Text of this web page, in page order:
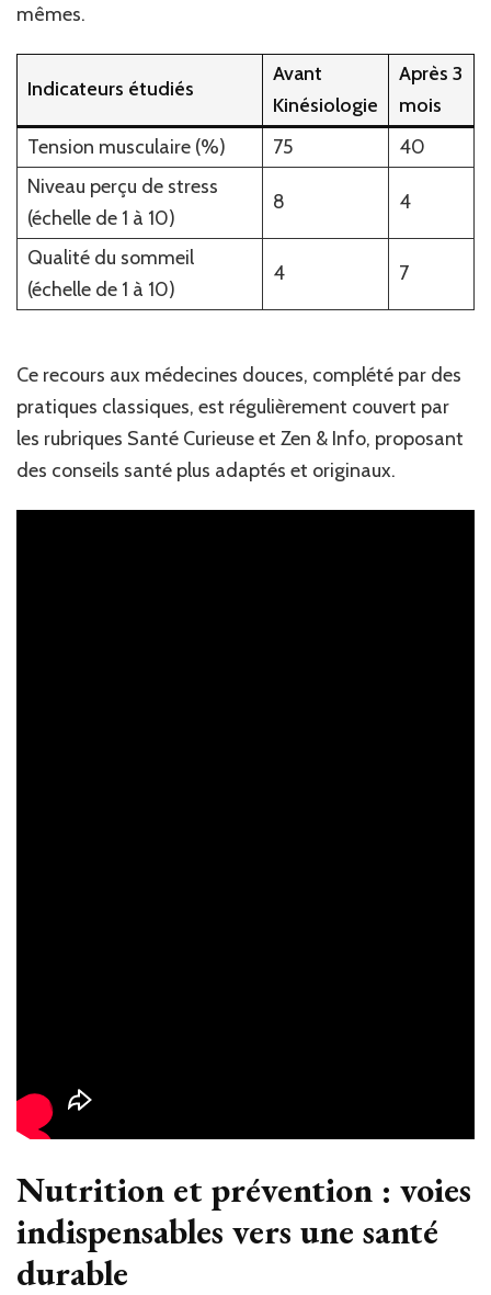
mêmes.
Indicateurs étudiés
Avant
Kinésiologie
Après 3
mois
Tension musculaire (%)
75
40
Niveau perçu de stress
(échelle de 1 à 10)
8 4
Qualité du sommeil
(échelle de 1 à 10)
4 7
Ce recours aux médecines douces, complété par des
pratiques classiques, est régulièrement couvert par
les rubriques Santé Curieuse et Zen & Info, proposant
des conseils santé plus adaptés et originaux.
Nutrition et prévention : voies
indispensables vers une santé
durable